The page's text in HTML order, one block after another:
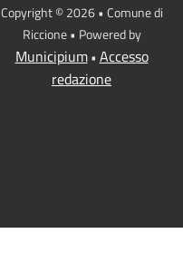
Copyright © 2026 • Comune di
Riccione • Powered by
Municipium• Accesso
redazione